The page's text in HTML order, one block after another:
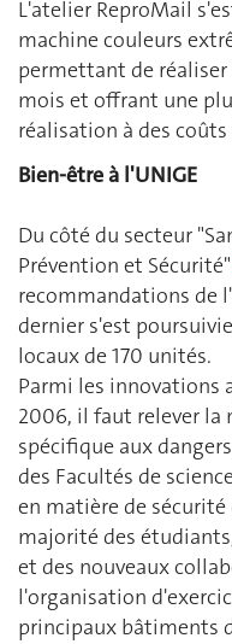
L'atelier ReproMail
machine couleurs
permettant de
mois et offrant une
réalisation à des
Bien-être à l'UNIGE
Du côté du secteur
Prévention et
recommandations de
dernier s'est
locaux de 170 unités.
Parmi les innovations
2006, il faut relever la
spécifique aux
des Facultés de
en matière de
majorité des
et des nouveaux
l'organisation
principaux bâtiments